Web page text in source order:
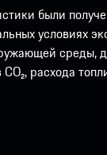
были
условиях
среды,
расхода